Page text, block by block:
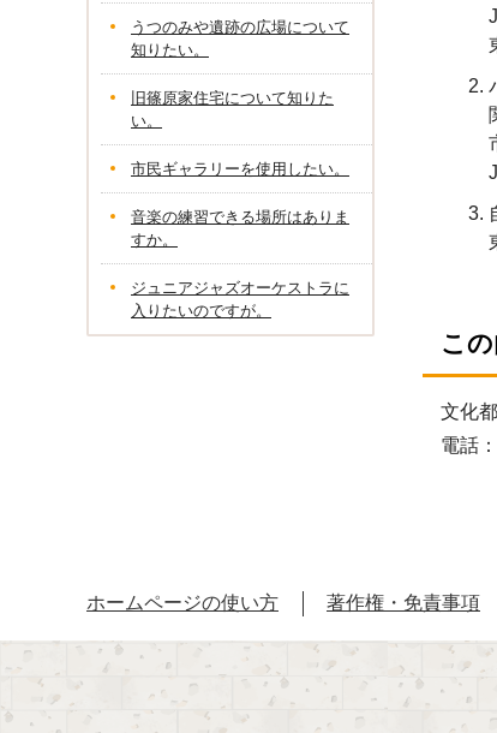
こ
文化
電話
うつのみや遺跡の広場について
知りたい。
旧篠原家住宅について知りた
い。
市民ギャラリーを使用したい。
音楽の練習できる場所はありま
すか。
ジュニアジャズオーケストラに
入りたいのですが。
ホームページの使い方 著作権・免責事項